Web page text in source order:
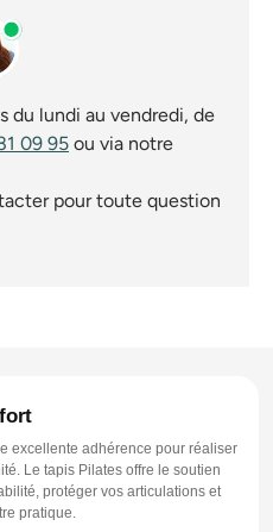
09 95 ou via notre
pour toute question
excellente adhérence pour réaliser
Le tapis Pilates offre le soutien
protéger vos articulations et
pratique.